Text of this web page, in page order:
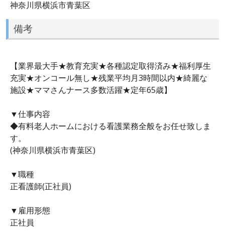
神奈川県横浜市青葉区
備考
【業界最大手★教育充実★各種認定取得済み★福利厚生
充実★オンコール無し★残業平均月3時間以内★綺麗な
施設★ママさんナース多数活躍★定年65歳】
▼仕事内容
◆有料老人ホームにおける看護業務全般をお任せ致しま
す。
(神奈川県横浜市青葉区)
▼職種
正看護師(正社員)
▼雇用形態
正社員